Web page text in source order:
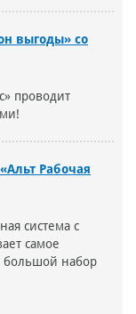
выгоды» со
проводит
Рабочая
система с
самое
большой набор